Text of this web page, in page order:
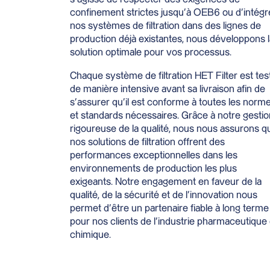
confinement strictes jusqu’à OEB6 ou
nos systèmes de filtration dans des lignes de
production déjà existantes, nous développons
solution optimale pour vos processus.
Chaque système de filtration HET Filter est
de manière intensive avant sa livraison afin de
s’assurer qu’il est conforme à toutes les
et standards nécessaires. Grâce à notre
rigoureuse de la qualité, nous nous assurons
nos solutions de filtration offrent des
performances exceptionnelles dans les
environnements de production les plus
exigeants. Notre engagement en faveur de la
qualité, de la sécurité et de l’innovation nous
permet d’être un partenaire fiable à long terme
pour nos clients de l’industrie pharmaceutique
chimique.